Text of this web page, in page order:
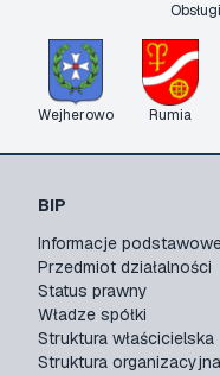
Wejherowo Rumia
BIP
Informacje
Przedmiot działalności
Status prawny
Władze spółki
Struktura właścicielska
Struktura organizacyjna